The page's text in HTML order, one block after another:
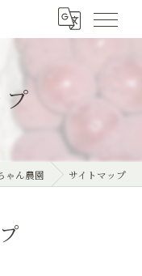
ゃん農園 サイトマップ